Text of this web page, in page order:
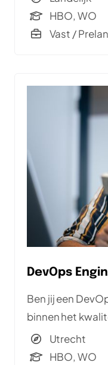
team van experts.
HBO, WO
Vast /
DevOps
Ben jij een
binnen het
uitstekend bij
Utrecht
HBO, WO